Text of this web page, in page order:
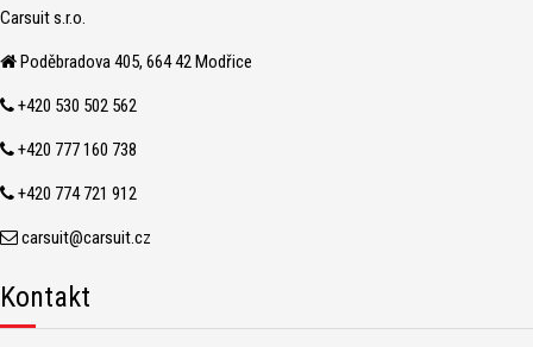
Carsuit s.r.o.
Poděbradova 405, 664 42 Modřice
+420 530 502 562
+420 777 160 738
+420 774 721 912
carsuit@carsuit.cz
Kontakt